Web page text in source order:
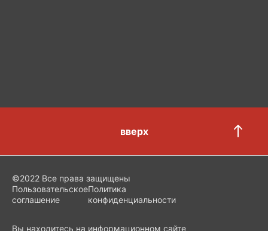
вверх
©2022 Все права защищены
Пользовательское
соглашение
Политика
конфиденциальности
Вы находитесь на информационном сайте